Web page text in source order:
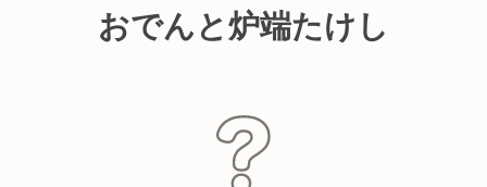
おでんと炉端たけし